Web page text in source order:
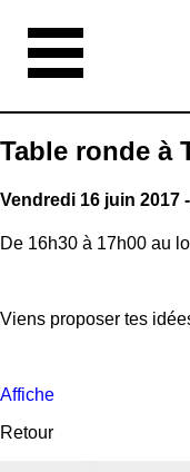
Table ronde à
Vendredi 16 juin
De 16h30 à 17h00 au
Viens proposer tes
Affiche
Retour